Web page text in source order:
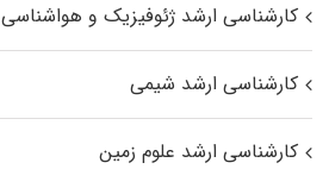
کارشناسی ارشد ژئوفیزیک و هواشناسی
کارشناسی ارشد شیمی
کارشناسی ارشد علوم زمین